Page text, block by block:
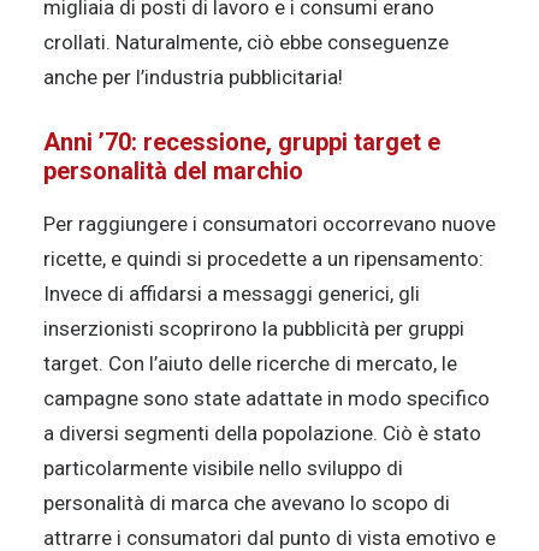
migliaia di posti di lavoro e i consumi erano
crollati. Naturalmente, ciò ebbe conseguenze
anche per l’industria pubblicitaria!
Anni ’70: recessione, gruppi target e
personalità del marchio
Per raggiungere i consumatori occorrevano nuove
ricette, e quindi si procedette a un ripensamento:
Invece di affidarsi a messaggi generici, gli
inserzionisti scoprirono la pubblicità per gruppi
target. Con l’aiuto delle ricerche di mercato, le
campagne sono state adattate in modo specifico
a diversi segmenti della popolazione. Ciò è stato
particolarmente visibile nello sviluppo di
personalità di marca che avevano lo scopo di
attrarre i consumatori dal punto di vista emotivo e